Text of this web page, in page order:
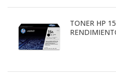
TONER HP